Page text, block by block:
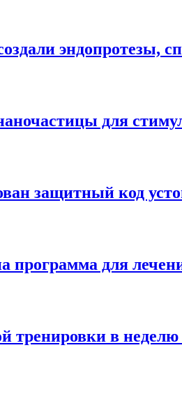
эндопротезы,
для
защитный код
программа для
тренировки в